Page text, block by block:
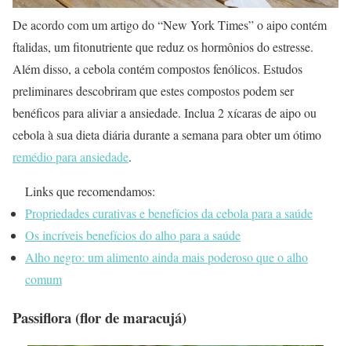
De acordo com um artigo do “New York Times” o aipo contém
ftalidas, um fitonutriente que reduz os hormônios do estresse.
Além disso, a cebola contém compostos fenólicos. Estudos
preliminares descobriram que estes compostos podem ser
benéficos para aliviar a ansiedade. Inclua 2 xícaras de aipo ou
cebola à sua dieta diária durante a semana para obter um ótimo
remédio para ansiedade.
Links que recomendamos:
Propriedades curativas e benefícios da cebola para a saúde
Os incríveis benefícios do alho para a saúde
Alho negro: um alimento ainda mais poderoso que o alho
comum
Passiflora (flor de maracujá)